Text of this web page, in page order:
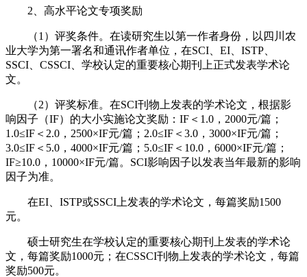
2、高水平论文专项奖励
（1）评奖条件。在读研究生以第一作者身份，以四川农
业大学为第一署名和通讯作者单位，在SCI、EI、ISTP、
SSCI、CSSCI、学校认定的重要核心期刊上正式发表学术论
文。
（2）评奖标准。在SCI刊物上发表的学术论文，根据影
响因子（IF）的大小实施论文奖励：IF＜1.0，2000元/篇；
1.0≤IF＜2.0，2500×IF元/篇；2.0≤IF＜3.0，3000×IF元/篇；
3.0≤IF＜5.0，4000×IF元/篇；5.0≤IF＜10.0，6000×IF元/篇；
IF≥10.0，10000×IF元/篇。SCI影响因子以发表当年最新的影响
因子为准。
在EI、ISTP或SSCI上发表的学术论文，每篇奖励1500
元。
硕士研究生在学校认定的重要核心期刊上发表的学术论
文，每篇奖励1000元；在CSSCI刊物上发表的学术论文，每篇
奖励500元。